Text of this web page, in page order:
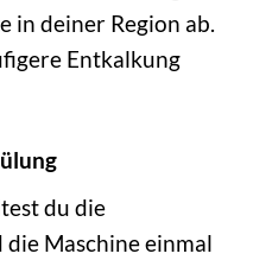
in deiner Region ab.
Entkalkung
du die
Maschine einmal